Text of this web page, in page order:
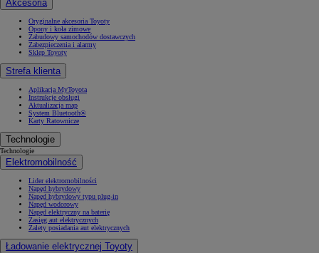
Akcesoria
Oryginalne akcesoria Toyoty
Opony i koła zimowe
Zabudowy samochodów dostawczych
Zabezpieczenia i alarmy
Sklep Toyoty
Strefa klienta
Aplikacja MyToyota
Instrukcje obsługi
Aktualizacja map
System Bluetooth®
Karty Ratownicze
Technologie
Technologie
Elektromobilność
Lider elektromobilności
Napęd hybrydowy
Napęd hybrydowy typu plug-in
Napęd wodorowy
Napęd elektryczny na baterię
Zasięg aut elektrycznych
Zalety posiadania aut elektrycznych
Ładowanie elektrycznej Toyoty